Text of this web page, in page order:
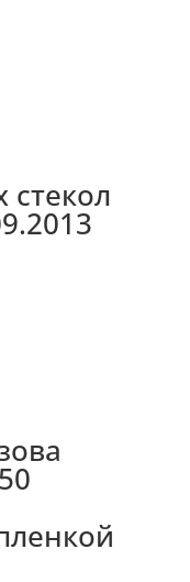
стекол